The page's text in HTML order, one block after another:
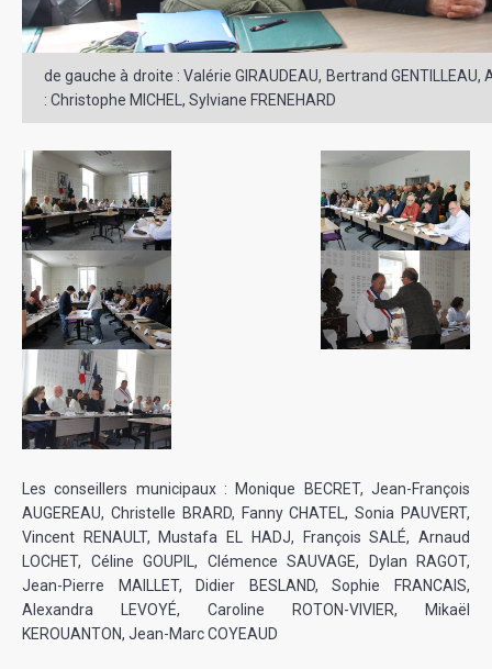
de gauche à droite : Valérie GIRAUDEAU, Bertrand
: Christophe MICHEL, Sylviane FRENEHARD
Les conseillers municipaux : Monique BECRET, Jean-François
AUGEREAU, Christelle BRARD, Fanny CHATEL, Sonia PAUVERT,
Vincent RENAULT, Mustafa EL HADJ, François SALÉ, Arnaud
LOCHET, Céline GOUPIL, Clémence SAUVAGE, Dylan RAGOT,
Jean-Pierre MAILLET, Didier BESLAND, Sophie FRANCAIS,
Alexandra LEVOYÉ, Caroline ROTON-VIVIER, Mikaël
KEROUANTON, Jean-Marc COYEAUD